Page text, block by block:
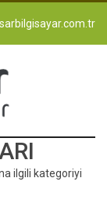
ilgili kategoriyi